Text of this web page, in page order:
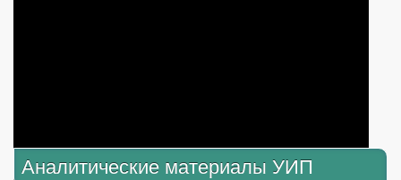
Аналитические материалы УИП